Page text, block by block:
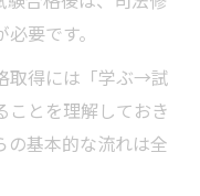
的な方法
選び方と条件
指す勉強法のコ
的なスケジュ
要です。
取得には「学ぶ→試
とを理解しておき
の基本的な流れは全